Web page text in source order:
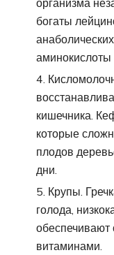
богаты
кишечника.
которые
плодов
дни.
Крупы.
голода,
обеспечивают
витаминами.